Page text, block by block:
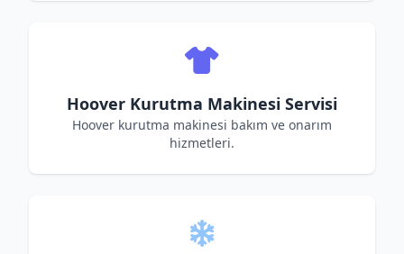
Hoover Kurutma Makinesi Servisi
Hoover kurutma makinesi bakım ve onarım
hizmetleri.